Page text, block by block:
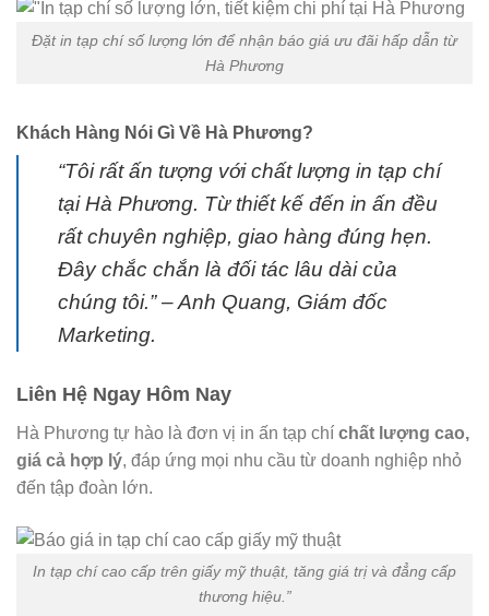
Đặt in tạp chí số lượng lớn để nhận báo giá ưu đãi hấp dẫn từ
Hà Phương
Khách Hàng Nói Gì Về Hà Phương?
“Tôi rất ấn tượng với chất lượng in tạp chí
tại Hà Phương. Từ thiết kế đến in ấn đều
rất chuyên nghiệp, giao hàng đúng hẹn.
Đây chắc chắn là đối tác lâu dài của
chúng tôi.”– Anh Quang, Giám đốc
Marketing.
Liên Hệ Ngay Hôm Nay
Hà Phương tự hào là đơn vị in ấn tạp chí chất lượng cao,
giá cả hợp lý, đáp ứng mọi nhu cầu từ doanh nghiệp nhỏ
đến tập đoàn lớn.
In tạp chí cao cấp trên giấy mỹ thuật, tăng giá trị và đẳng cấp
thương hiệu.”